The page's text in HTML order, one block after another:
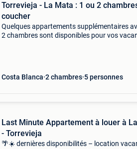
Torrevieja - La Mata : 1 ou 2
coucher
Quelques appartements supplémentaires
2 chambres sont disponibles pour vos
Costa Blanca 2 chambres 5 personnes
Last Minute Appartement à louer à
- Torrevieja
🌴☀️ dernières disponibilités – location